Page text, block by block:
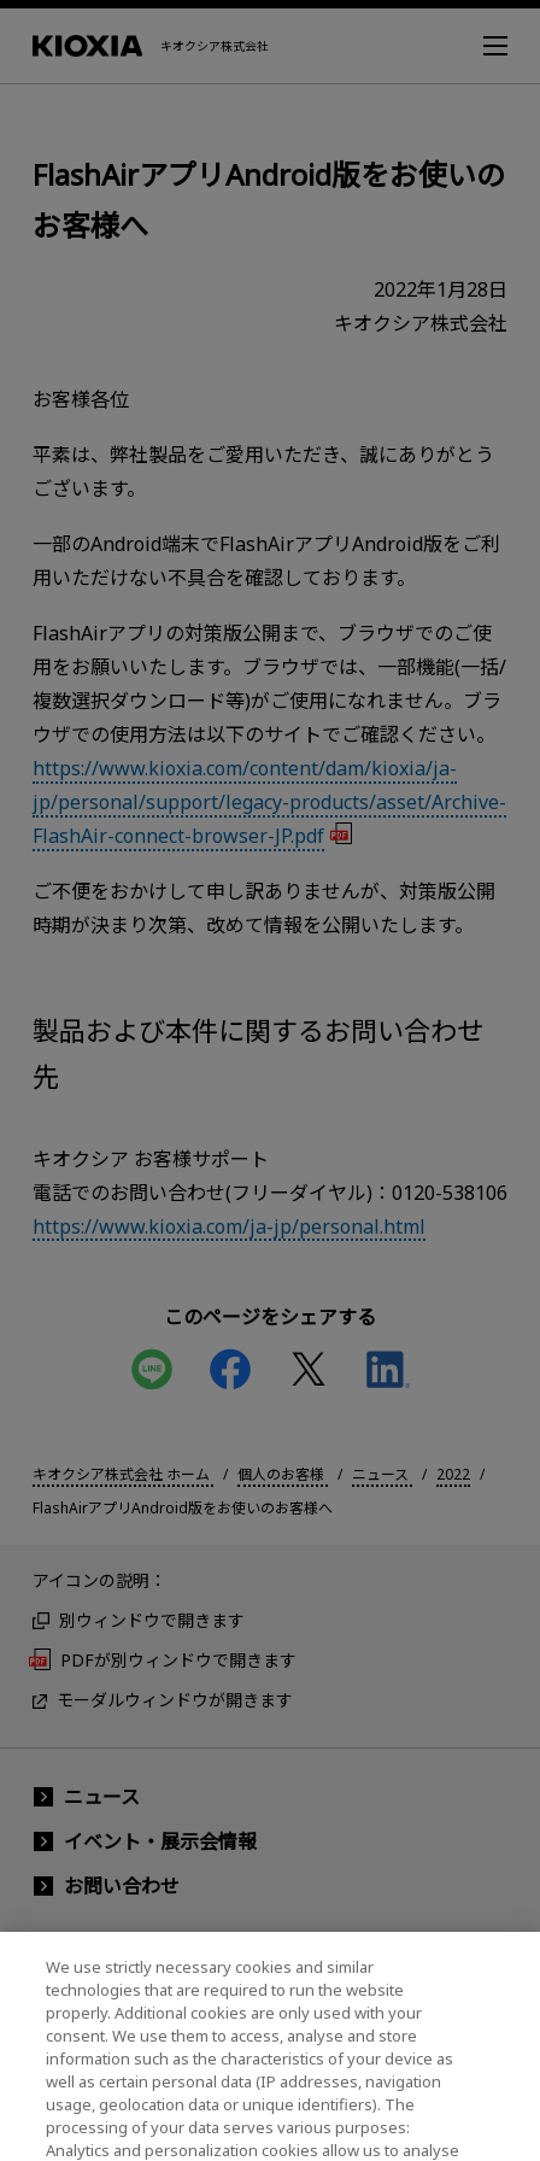
キオクシア株式会社
FlashAirアプリAndroid版をお使いの
お客様へ
2022年1月28日
キオクシア株式会社
お客様各位
平素は、弊社製品をご愛用いただき、誠にありがとう
ございます。
一部のAndroid端末でFlashAirアプリAndroid版をご利
用いただけない不具合を確認しております。
FlashAirアプリの対策版公開まで、ブラウザでのご使
用をお願いいたします。ブラウザでは、一部機能(一括/
複数選択ダウンロード等)がご使用になれません。ブラ
ウザでの使用方法は以下のサイトでご確認ください。
https://www.kioxia.com/content/dam/kioxia/ja-
jp/personal/support/legacy-products/asset/Archive-
FlashAir-connect-browser-JP.pdf
ご不便をおかけして申し訳ありませんが、対策版公開
時期が決まり次第、改めて情報を公開いたします。
製品および本件に関するお問い合わせ
先
キオクシア お客様サポート
電話でのお問い合わせ(フリーダイヤル)：0120-538106
https://www.kioxia.com/ja-jp/personal.html
このページをシェアする
キオクシア株式会社 ホーム 個人のお客様 ニュース
2022
FlashAirアプリAndroid版をお使いのお客様へ
アイコンの説明：
別ウィンドウで開きます
PDFが別ウィンドウで開きます
モーダルウィンドウが開きます
ニュース
イベント・展示会情報
お問い合わせ
キオクシアホールディングス株式会社（グルー
プ・IR情報）
キオクシアホールディングス株式会社 ホーム
株主・投資家情報
We use strictly necessary cookies and similar
technologies that are required to run the website
properly. Additional cookies are only used with your
consent. We use them to access, analyse and store
information such as the characteristics of your device as
well as certain personal data (IP addresses, navigation
usage, geolocation data or unique identifiers). The
processing of your data serves various purposes:
Analytics and personalization cookies allow us to analyse